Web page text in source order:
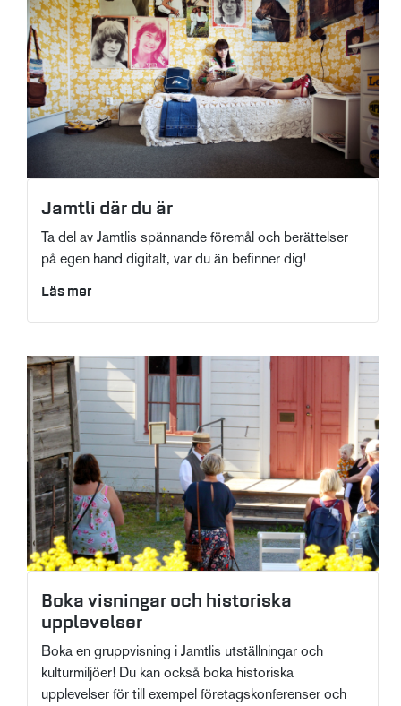
Jamtli där du är
Ta del av Jamtlis spännande föremål och berättelser
på egen hand digitalt, var du än befinner dig!
Läs mer
Boka visningar och historiska
upplevelser
Boka en gruppvisning i Jamtlis utställningar och
kulturmiljöer! Du kan också boka historiska
upplevelser för till exempel företagskonferenser och